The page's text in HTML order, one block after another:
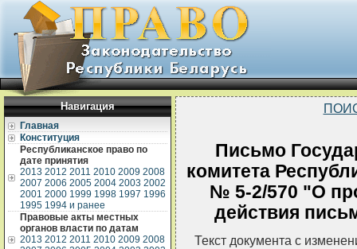
Навигация
Главная
Конституция
Республиканское право по
дате принятия
2013 2012 2011 2010 2009 2008
2007 2006 2005 2004 2003 2002
2001 2000 1999 1998 1997 1996
1995 1994 и ранее
Правовые акты местных
органов власти по датам
2013 2012 2011 2010 2009 2008
Письмо
комитета
№ 5-2/570 "О
действия
Текст документа с